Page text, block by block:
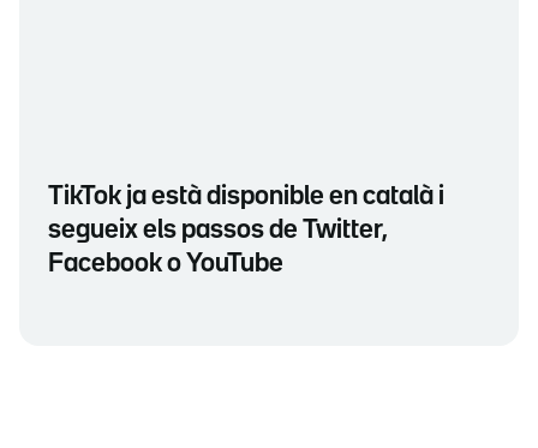
TikTok ja està disponible en català i
segueix els passos de Twitter,
Facebook o YouTube